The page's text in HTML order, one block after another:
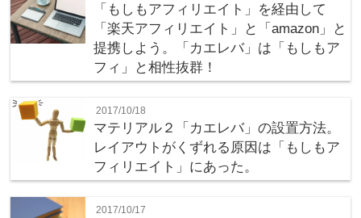
「もしもアフィリエイト」を経由して
「楽天アフィリエイト」と「amazon」と
提携しよう。「カエレバ」は「もしもア
フィ」と相性抜群！
2017/10/18
マテリアル２「カエレバ」の設置方法。
レイアウトがくずれる原因は「もしもア
フィリエイト」にあった。
2017/10/17